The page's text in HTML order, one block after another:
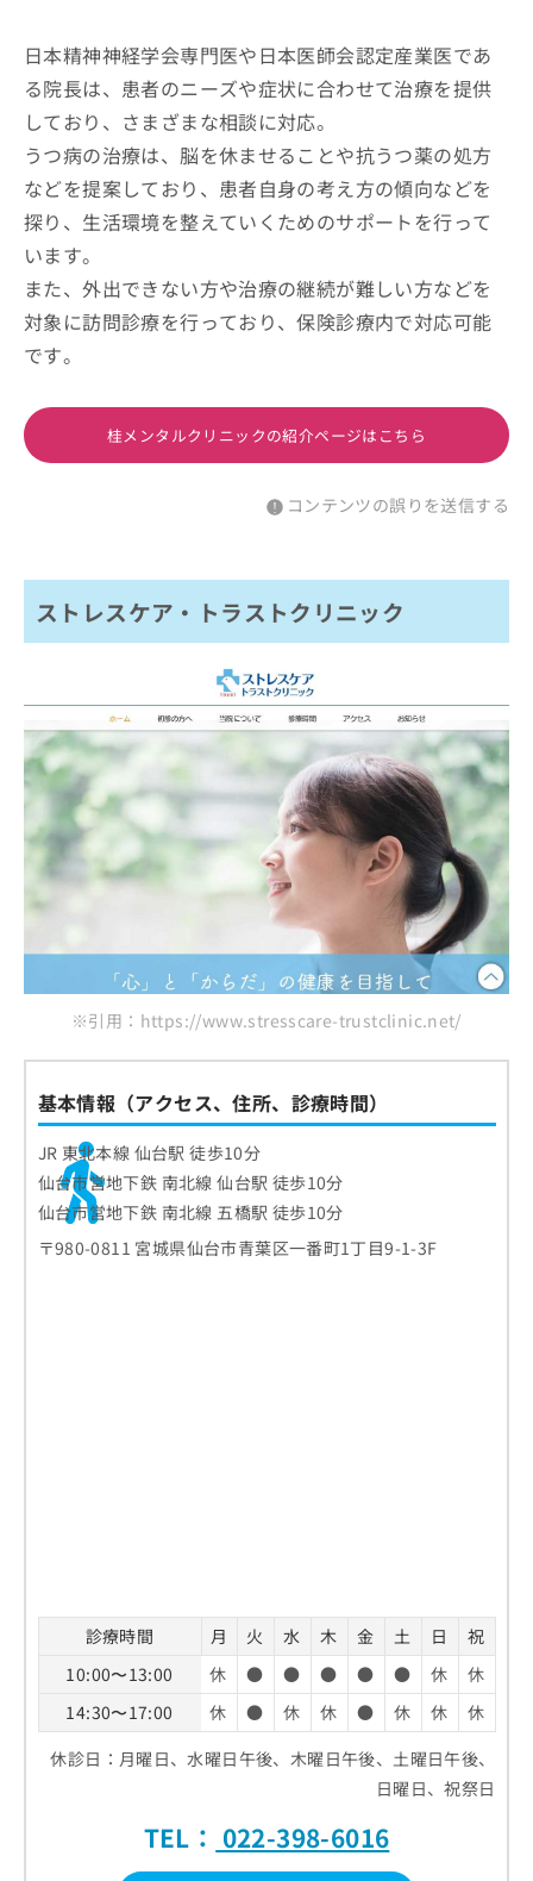
日本精神神経学会専門医や日本医師会認定産業医であ
る院長は、患者のニーズや症状に合わせて治療を提供
しており、さまざまな相談に対応。
うつ病の治療は、脳を休ませることや抗うつ薬の処方
などを提案しており、患者自身の考え方の傾向などを
探り、生活環境を整えていくためのサポートを行って
います。
また、外出できない方や治療の継続が難しい方などを
対象に訪問診療を行っており、保険診療内で対応可能
です。
桂メンタルクリニックの紹介ページはこちら
コンテンツの誤りを送信する
ストレスケア・トラストクリニック
※引用：https://www.stresscare-trustclinic.net/
基本情報（アクセス、住所、診療時間）
JR 東北本線 仙台駅 徒歩10分
仙台市営地下鉄 南北線 仙台駅 徒歩10分
仙台市営地下鉄 南北線 五橋駅 徒歩10分
〒980-0811 宮城県仙台市青葉区一番町1丁目9-1-3F
診療時間 月 火 水 木 金 土 日
祝
10:00〜13:00
休 ● ● ● ● ● 休
休
14:30〜17:00
休 ● 休 休 ● 休 休
休
休診日：月曜日、水曜日午後、木曜日午後、土曜日午後、
日曜日、祝祭日
TEL： 022-398-6016